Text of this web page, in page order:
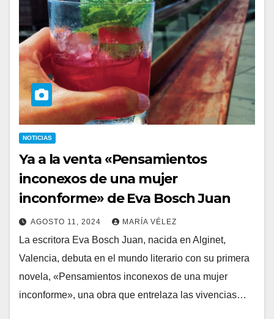
NOTICIAS
Ya a la venta «Pensamientos
inconexos de una mujer
inconforme» de Eva Bosch Juan
AGOSTO 11, 2024 MARÍA VÉLEZ
La escritora Eva Bosch Juan, nacida en Alginet,
Valencia, debuta en el mundo literario con su primera
novela, «Pensamientos inconexos de una mujer
inconforme», una obra que entrelaza las vivencias…